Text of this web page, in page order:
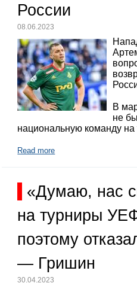
России
08.06.2023
В
не
национальную команду
Read more
«Думаю, нас
на турниры
поэтому
— Гришин
30.04.2023